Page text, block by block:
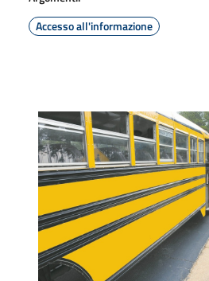
Accesso all'informazione